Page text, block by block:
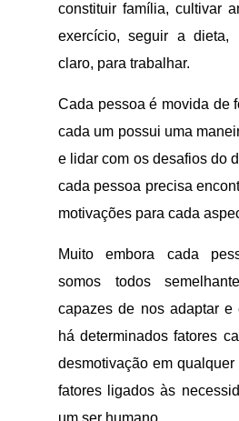
constituir família, cultivar
exercício, seguir a
claro, para trabalhar.
Cada pessoa é movida de
cada um possui uma
e lidar com os desafios do
cada pessoa precisa
motivações para cada
Muito embora cada
somos todos
capazes de nos adaptar e
há determinados fatores
desmotivação em
fatores ligados às
um ser humano.